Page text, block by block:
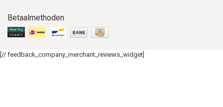
Betaalmethoden
[// feedback_company_merchant_reviews_widget]